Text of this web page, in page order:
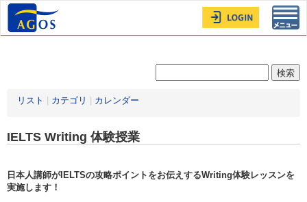
リスト カテゴリ カレンダー
IELTS Writing 体験授業
日本人講師がIELTSの攻略ポイントをお伝えするWriting体験レッスンを
実施します！